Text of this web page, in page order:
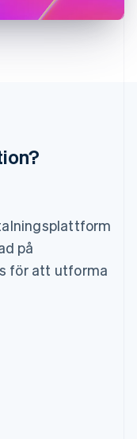
på
för att utforma